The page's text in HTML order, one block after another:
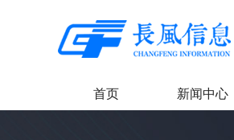
首页 新闻中心